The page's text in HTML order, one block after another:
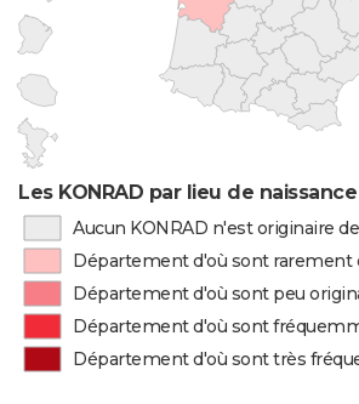
Les KONRAD par lieu de naissance
Aucun KONRAD n'est originaire
Département d'où sont rarement
Département d'où sont peu
Département d'où sont
Département d'où sont très